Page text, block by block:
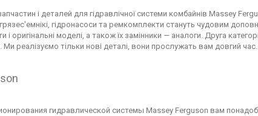
і деталей для гідравлічної системи комбайнів Massey
грязес'емнікі, гідронасоси та ремкомплекти стануть чудовим
оригінальні моделі, а також їх замінники — аналоги. Друга
реалізуємо тільки нові деталі, вони прослужать вам довгий час.
гидравлической системы Massey Ferguson вам